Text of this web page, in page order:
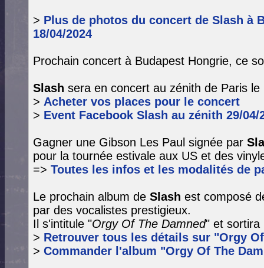
> Plus de photos du concert de Slash à
18/04/2024
Prochain concert à Budapest Hongrie, ce
Slash sera en concert au zénith de Paris le
> Acheter vos places pour le concert
> Event Facebook Slash au zénith 29/04/
Gagner une Gibson Les Paul signée par
pour la tournée estivale aux US et des
=> Toutes les infos et les modalités de
Le prochain album de Slash est composé
par des vocalistes prestigieux.
Il s'intitule "Orgy Of The Damned" et sortira
> Retrouver tous les détails sur "Orgy
> Commander l'album "Orgy Of The